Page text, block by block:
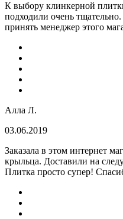
К выбору клинкерной
подходили очень
принять менеджер этого
Алла Л.
03.06.2019
Заказала в этом интернет
крыльца. Доставили на
Плитка просто супер!